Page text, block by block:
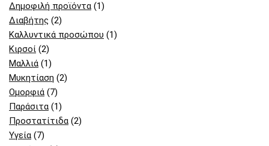
Δημοφιλή προϊόντα (1)
Διαβήτης (2)
Καλλυντικά προσώπου (1)
Κιρσοί (2)
Μαλλιά (1)
Μυκητίαση (2)
Ομορφιά (7)
Παράσιτα (1)
Προστατίτιδα (2)
Υγεία (7)